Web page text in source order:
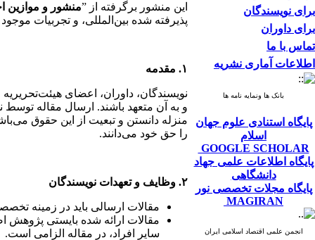
برای نویسندگان
برای داوران
تماس با ما
اطلاعات آماری نشریه
بانک ها ونمایه نامه ها
پایگاه استنادی علوم جهان
اسلام
GOOGLE SCHOLAR
پایگاه اطلاعات علمی جهاد
دانشگاهی
پایگاه مجلات تخصصی نور
MAGIRAN
انجمن علمی اقتصاد اسلامی ایران
این منشور برگرفته از ”منشور و موازین
پذیرفته شده بین‌المللی، و تجربیات
۱. مقدمه
نویسندگان، داوران، اعضای
و به آن متعهد باشند. ارسال مقاله
منزله دانستن و تبعیت از این حقوق
را حق خود می‌دانند.
۲. وظایف و تعهدات نویسندگان
مقالات ارسالی باید در زمینه
مقالات ارائه شده بایستی پژوهش
سایر افراد، در مقاله الزامی است.